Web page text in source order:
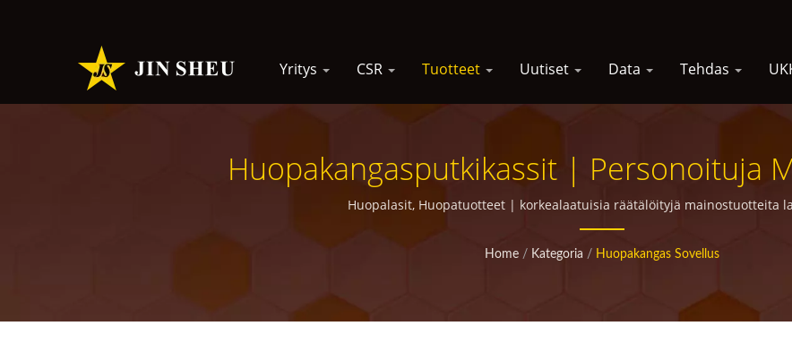
Yritys CSR Tuotteet Uutiset Data Tehdas
Huopakangasputkikassit | Personoituja
Markkinointikampanjoihin
Huopalasit, Huopatuotteet | korkealaatuisia räätälöityjä mainostuotteita
Home / Kategoria / Huopakangas Sovellus